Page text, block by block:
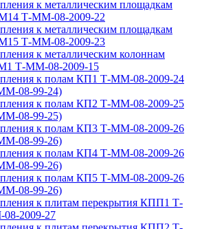
к металлическим площадкам
Т-ММ-08-2009-22
к металлическим площадкам
Т-ММ-08-2009-23
к металлическим колоннам
Т-ММ-08-2009-15
к полам КП1 Т-ММ-08-2009-24
08-99-24)
к полам КП2 Т-ММ-08-2009-25
08-99-25)
к полам КП3 Т-ММ-08-2009-26
08-99-26)
к полам КП4 Т-ММ-08-2009-26
08-99-26)
к полам КП5 Т-ММ-08-2009-26
08-99-26)
к плитам перекрытия КПП1 Т-
2009-27